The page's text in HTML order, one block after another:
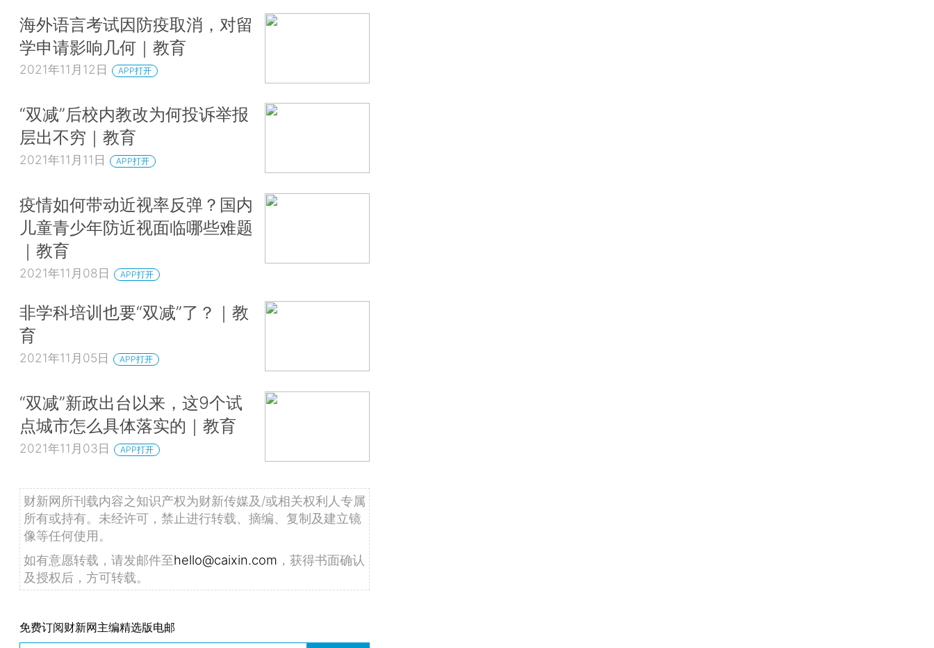
海外语言考试因防疫取消，对留
学申请影响几何｜教育
2021年11月12日 APP打开
“双减”后校内教改为何投诉举报
层出不穷｜教育
2021年11月11日 APP打开
疫情如何带动近视率反弹？国内
儿童青少年防近视面临哪些难题
｜教育
2021年11月08日 APP打开
非学科培训也要“双减”了？｜教
育
2021年11月05日 APP打开
“双减”新政出台以来，这9个试
点城市怎么具体落实的｜教育
2021年11月03日 APP打开
财新网所刊载内容之知识产权为财新传媒及/或相关权利人专属
所有或持有。未经许可，禁止进行转载、摘编、复制及建立镜
像等任何使用。
如有意愿转载，请发邮件至hello@caixin.com ，获得书面确认
及授权后，方可转载。
免费订阅财新网主编精选版电邮